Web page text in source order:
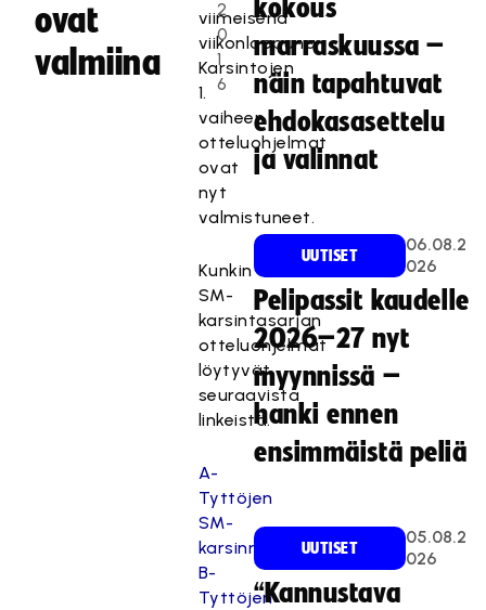
ovat
valmiina
2
0
1
6
viimeisenä
viikonloppuna.
Karsintojen
1.
vaiheen
otteluohjelmat
ovat
nyt
valmistuneet.
Kunkin
SM-
karsintasarjan
otteluohjelmat
löytyvät
seuraavista
linkeistä.
A-
Tyttöjen
SM-
karsinnat
B-
Tyttöjen
kokous
marraskuussa –
näin tapahtuvat
ehdokasasettelu
ja valinnat
UUTISET
06.08.2
026
Pelipassit kaudelle
2026–27 nyt
myynnissä –
hanki ennen
ensimmäistä peliä
UUTISET
05.08.2
026
“Kannustava